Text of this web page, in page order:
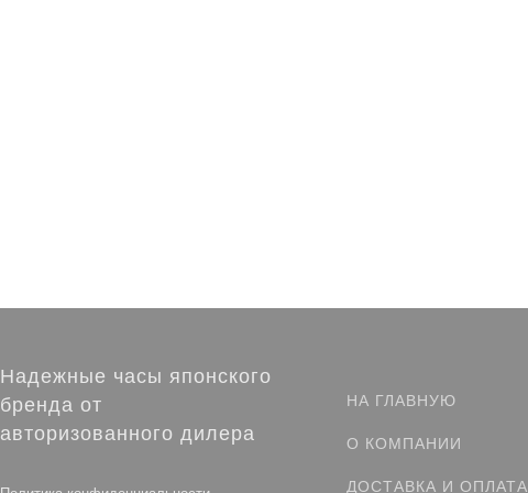
Надежные часы японского
бренда от
авторизованного дилера
НА ГЛАВНУЮ
О КОМПАНИИ
ДОСТАВКА И ОПЛАТА